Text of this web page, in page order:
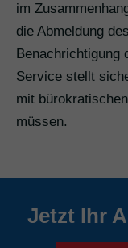
im
die Abmeldung
Benachrichtigung
Service stellt
mit
müssen.
Jetzt Ihr